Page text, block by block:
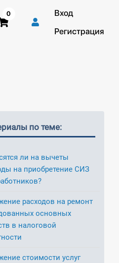
0
Вход
Регистрация
на момент
по теме:
ли на вычеты
на приобретение СИЗ
расходов на ремонт
основных
в налоговой
стоимости услуг